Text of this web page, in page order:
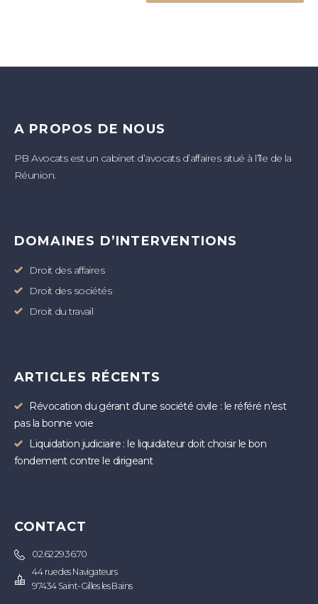
A PROPOS DE NOUS
PB Avocats est un cabinet d’avocats d’affaires situé à l’île de la
Réunion.
DOMAINES D’INTERVENTIONS
Droit des affaires
Droit des sociétés
Droit du travail
ARTICLES RÉCENTS
Révocation du gérant d’une société civile : le référé n’est
pas la bonne voie
Liquidation judiciaire : le liquidateur doit choisir le bon
fondement contre le dirigeant
CONTACT
02.62.29.36.70
44 rue des Navigateurs
97434 Saint-Gilles les Bains